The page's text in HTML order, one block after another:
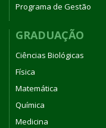
Programa de Gestão
GRADUAÇÃO
Ciências Biológicas
Física
Matemática
Química
Medicina